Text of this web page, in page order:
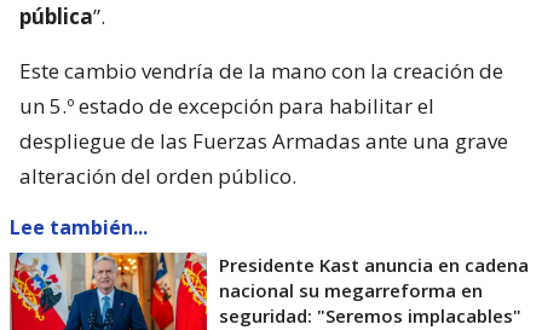
pública”.
Este cambio vendría de la mano con la creación de
un 5.º estado de excepción para habilitar el
despliegue de las Fuerzas Armadas ante una grave
alteración del orden público.
Lee también...
Presidente Kast anuncia en cadena
nacional su megarreforma en
seguridad: "Seremos implacables"